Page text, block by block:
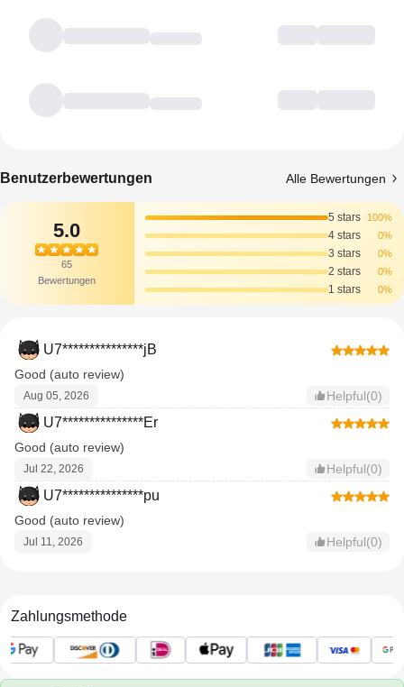
Benutzerbewertungen Alle Bewertungen
5.0
65
Bewertungen
5 stars 100%
4 stars 0%
3 stars 0%
2 stars 0%
1 stars 0%
U7***************jB
Good (auto review)
Aug 05, 2026 Helpful(0)
U7***************Er
Good (auto review)
Jul 22, 2026 Helpful(0)
U7***************pu
Good (auto review)
Jul 11, 2026 Helpful(0)
Zahlungsmethode